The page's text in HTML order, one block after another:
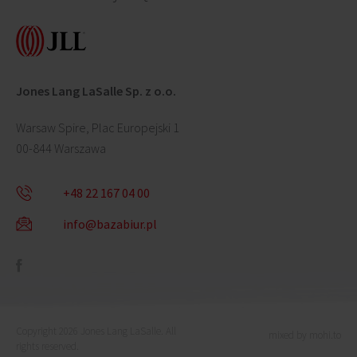
Jones Lang LaSalle Sp. z o.o.
Warsaw Spire, Plac Europejski 1
00-844 Warszawa
+48 22 167 04 00
info@bazabiur.pl